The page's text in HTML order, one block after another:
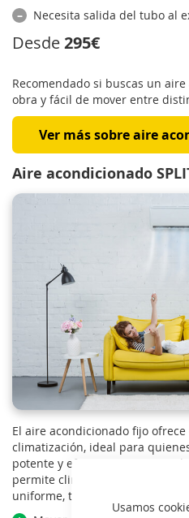
Usamos
–
Necesita salida del tubo al
Desde295€
Recomendado si buscas un
obra y fácil de mover entre
Ver más sobre aire
Aire acondicionado
El aire acondicionado fijo
climatización, ideal para
potente y eficiente. Con una
permite climatizar una o más
uniforme, tanto en modo frío